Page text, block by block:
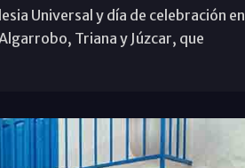
Universal y día de celebración en
Triana y Júzcar, que